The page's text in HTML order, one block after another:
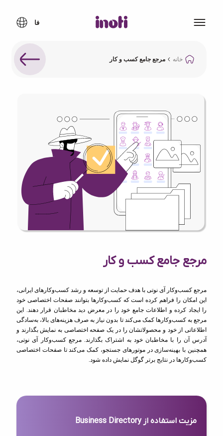
خانه مرجع جامع کسب و کار
مرجع جامع کسب و کار
مرجع کسب‌وکار آی نوتی با هدف حمایت از توسعه و رشد کسب‌وکارهای ایرانی،
این امکان را فراهم کرده است که کسب‌وکارها بتوانند صفحات اختصاصی خود
را ایجاد کرده و اطلاعات جامع خود را در معرض دید مخاطبان قرار دهند. این
مرجع به کسب‌وکارها کمک می‌کند تا بدون نیاز به صرف هزینه‌های بالا، به‌سادگی
اطلاعاتی از خود و محصولاتشان را در یک صفحه اختصاصی به نمایش بگذارند و
آدرس آن را با مخاطبان خود به اشتراک بگذارند. مرجع کسب‌وکار آی نوتی،
همچنین با بهینه‌سازی در موتورهای جستجو، کمک می‌کند تا صفحات اختصاصی
کسب‌وکارها در نتایج برتر گوگل نمایش داده شود.
مزیت استفاده از Business Directory